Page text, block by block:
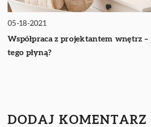
05-18-2021
Współpraca z projektantem wnętrz
tego płyną?
DODAJ KOMENTARZ